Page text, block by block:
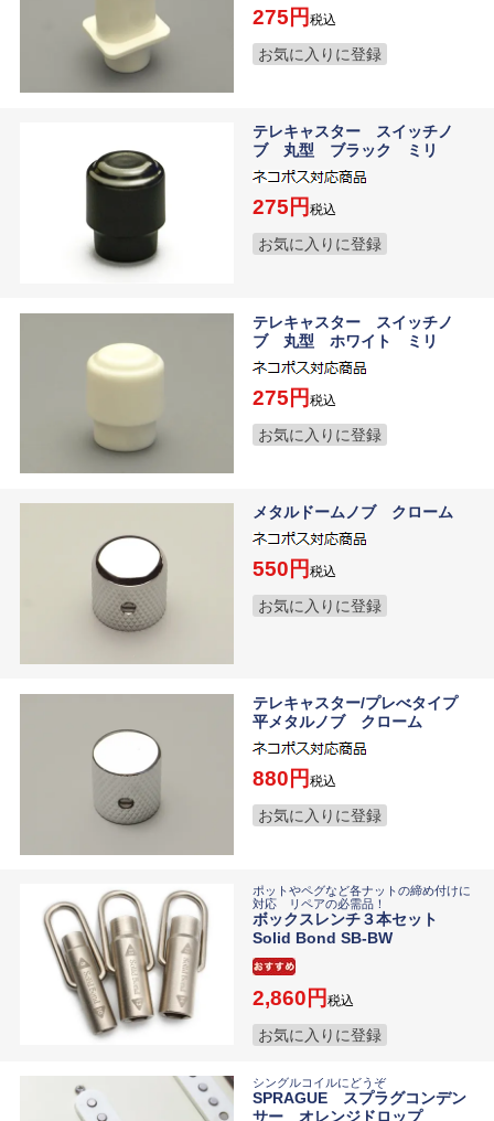
275 税込
お気に入りに登録
テレキャスター スイッチノ
ブ 丸型 ブラック ミリ
275 税込
お気に入りに登録
テレキャスター スイッチノ
ブ 丸型 ホワイト ミリ
275 税込
お気に入りに登録
メタルドームノブ クローム
550 税込
お気に入りに登録
テレキャスター/プレべタイプ
平メタルノブ クローム
880 税込
お気に入りに登録
ポットやペグなど各ナットの締め付けに
対応 リペアの必需品！
ボックスレンチ３本セット
Solid Bond SB-BW
2,860 税込
お気に入りに登録
シングルコイルにどうぞ
SPRAGUE スプラグコンデン
サー オレンジドロップ